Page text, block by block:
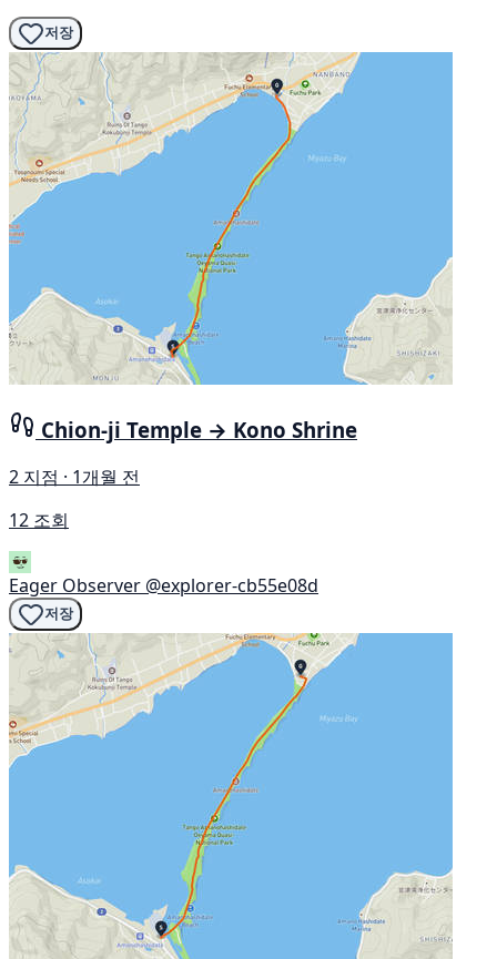
저장
Chion-ji Temple → Kono Shrine
2 지점 · 1개월 전
12 조회
Eager Observer @explorer-cb55e08d
저장